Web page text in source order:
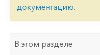
документацию.
В этом разделе